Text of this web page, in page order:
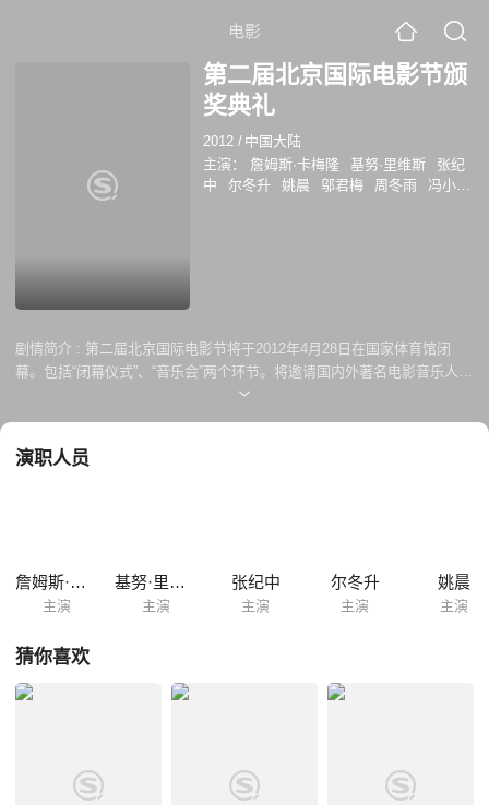
电影
第二届北京国际电影节颁
奖典礼
2012 / 中国大陆
主演：
詹姆斯·卡梅隆 基努·里维斯
张纪
中
尔冬升 姚晨 邬君梅 周冬雨
冯小
剧情简介 : 第二届北京国际电影节将于2012年4月28日在国家体育馆闭
幕。包括“闭幕仪式”、“音乐会”两个环节。将邀请国内外著名电影音乐人和
电影演员参加，集中发布电影节成果，演奏、演唱经典电影音乐与歌曲，
演职人员
詹姆斯·卡梅隆
主演
基努·里维斯
主演
张纪中
主演
尔冬升
主演
姚晨
主演
猜你喜欢